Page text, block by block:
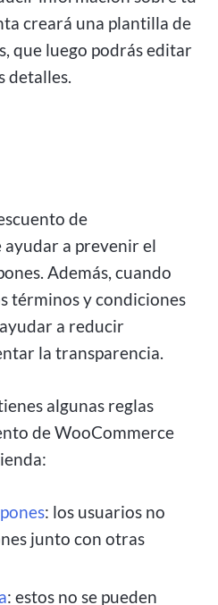
creará una plantilla de
que luego podrás editar
detalles.
de
a prevenir el
Además, cuando
términos y condiciones
a reducir
la transparencia.
algunas reglas
de WooCommerce
: los usuarios no
junto con otras
: estos no se pueden